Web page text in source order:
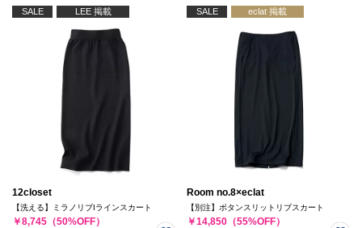
SALE LEE 掲載
12closet
【洗える】ミラノリブIラインスカート
￥8,745（50%OFF）
SALE eclat 掲載
Room no.8×eclat
【別注】ボタンスリットリブスカート
￥14,850（55%OFF）